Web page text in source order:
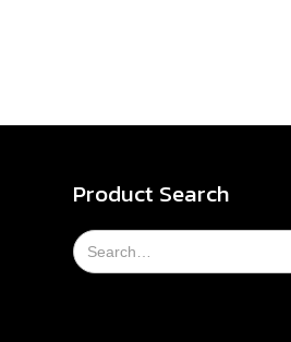
Product Search